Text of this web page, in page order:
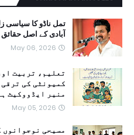
تمل ناڈو کا سیاسی
آبادی کے اصل
May 06, 2026
تعلیم، تربیت
کمیونٹی کی
منیر ایڈووکیٹ
May 05, 2026
مسیحی نوجوانوں